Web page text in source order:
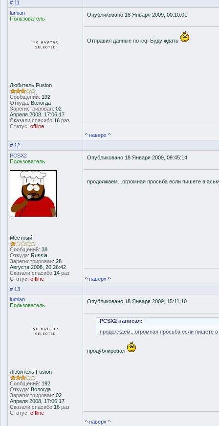
# 11
lumian
Пользователь
Любитель Fusion
Сообщений: 192
Откуда: Вологда
Зарегистрирован: 02
Апреля 2008, 17:06:17
Сказали спасибо 16 раз
Статус: offline
Опубликовано 18 Января 2009, 00:10:01
Отправил данные по icq. Буду ждать
^ наверх ^
# 12
PCSX2
Пользователь
Местный
Сообщений: 38
Откуда: Russia
Зарегистрирован: 28
Августа 2008, 20:26:42
Сказали спасибо 14 раз
Статус: offline
Опубликовано 18 Января 2009, 09:45:14
продолжаем...огромная просьба если пишете в
^ наверх ^
# 13
lumian
Пользователь
Любитель Fusion
Сообщений: 192
Откуда: Вологда
Зарегистрирован: 02
Апреля 2008, 17:06:17
Сказали спасибо 16 раз
Статус: offline
Опубликовано 18 Января 2009, 15:11:10
PCSX2 написал:
продолжаем...огромная просьба если пишете
продублировал
^ наверх ^